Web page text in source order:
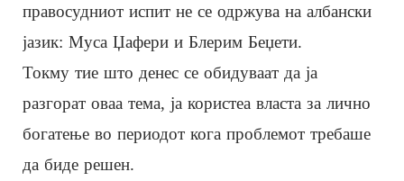
правосудниот испит не се одржува на албански
јазик: Муса Џафери и Блерим Беџети.
Токму тие што денес се обидуваат да ја
разгорат оваа тема, ја користеа власта за лично
богатење во периодот кога проблемот требаше
да биде решен.